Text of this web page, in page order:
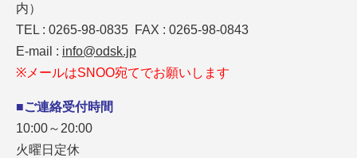
内）
TEL : 0265-98-0835 FAX : 0265-98-0843
E-mail : info@odsk.jp
※メールはSNOO宛てでお願いします
■ご連絡受付時間
10:00～20:00
火曜日定休